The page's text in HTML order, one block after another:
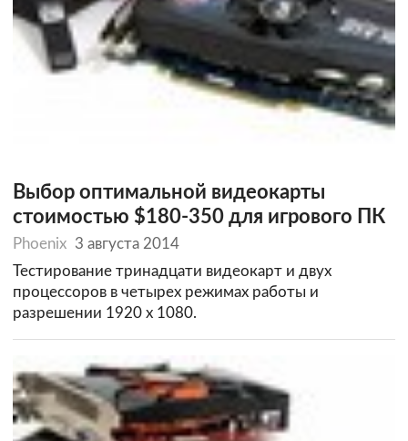
Выбор оптимальной видеокарты
стоимостью $180-350 для игрового ПК
Phoenix 3 августа 2014
Тестирование тринадцати видеокарт и двух
процессоров в четырех режимах работы и
разрешении 1920 х 1080.